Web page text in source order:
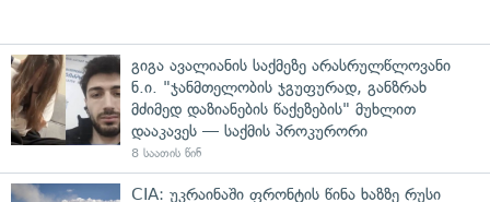
გიგა ავალიანის საქმეზე არასრულწლოვანი
ნ.ი. "ჯანმთელობის ჯგუფურად, განზრახ
მძიმედ დაზიანების წაქეზების" მუხლით
დააკავეს — საქმის პროკურორი
8 საათის წინ
CIA: უკრაინაში ფრონტის წინა ხაზზე რუსი